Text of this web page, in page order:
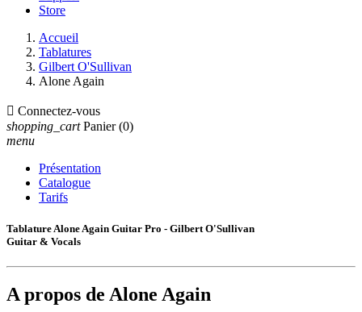
Store
Accueil
Tablatures
Gilbert O'Sullivan
Alone Again
 Connectez-vous
shopping_cart Panier (0)
menu
Présentation
Catalogue
Tarifs
Tablature Alone Again Guitar Pro - Gilbert O'Sullivan
Guitar & Vocals
A propos de Alone Again